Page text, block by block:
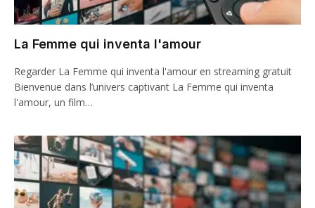
La Femme qui inventa l'amour
Regarder La Femme qui inventa l'amour en streaming gratuit
Bienvenue dans l’univers captivant La Femme qui inventa
l'amour, un film…